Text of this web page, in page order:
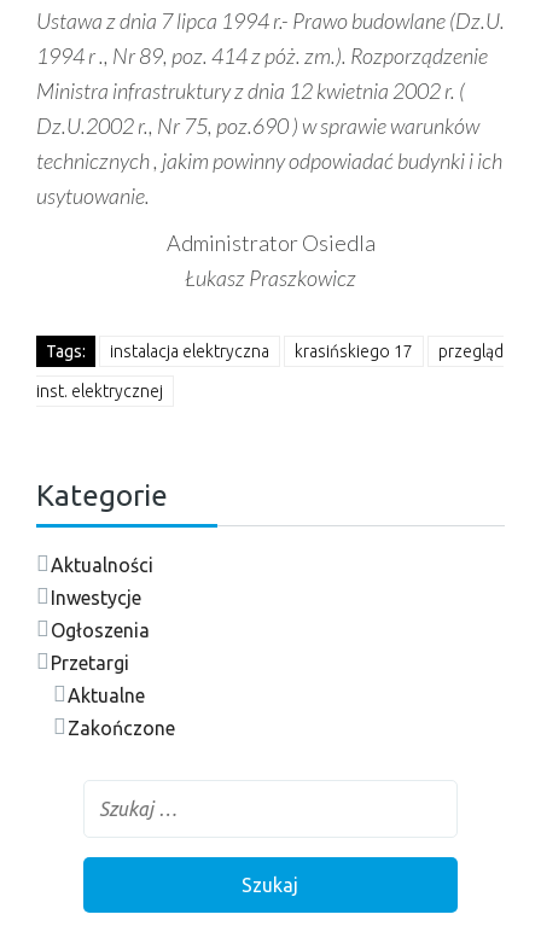
Ustawa z dnia 7 lipca 1994 r.- Prawo budowlane (Dz.U.
1994 r ., Nr 89, poz. 414 z póż. zm.). Rozporządzenie
Ministra infrastruktury z dnia 12 kwietnia 2002 r. (
Dz.U.2002 r., Nr 75, poz.690 ) w sprawie warunków
technicznych , jakim powinny odpowiadać budynki i ich
usytuowanie.
Administrator Osiedla
Łukasz Praszkowicz
Tags: instalacja elektryczna krasińskiego 17 przegląd
inst. elektrycznej
Kategorie
Aktualności
Inwestycje
Ogłoszenia
Przetargi
Aktualne
Zakończone